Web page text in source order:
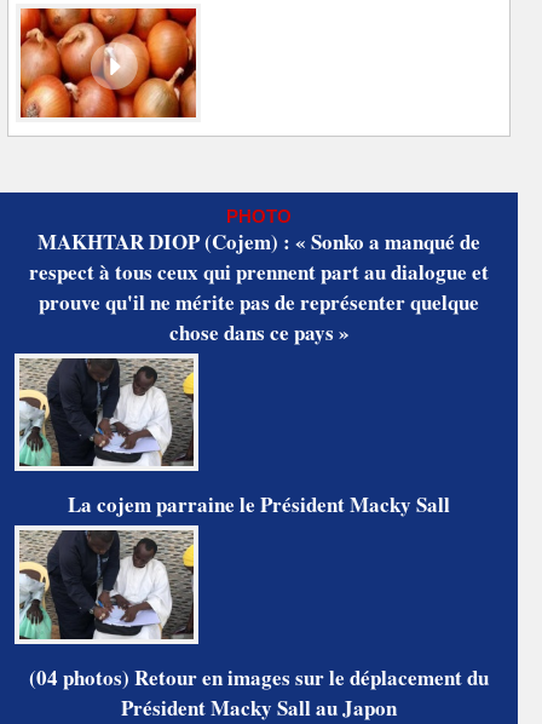
PHOTO
MAKHTAR DIOP (Cojem) : « Sonko a manqué de
respect à tous ceux qui prennent part au dialogue et
prouve qu'il ne mérite pas de représenter quelque
chose dans ce pays »
La cojem parraine le Président Macky Sall
(04 photos) Retour en images sur le déplacement du
Président Macky Sall au Japon